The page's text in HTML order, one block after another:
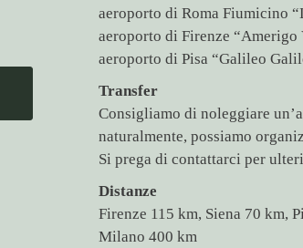
aeroporto di Roma Fiumicino
aeroporto di Firenze “Amerigo
aeroporto di Pisa “Galileo
Transfer
Consigliamo di noleggiare
naturalmente, possiamo
Si prega di contattarci per
Distanze
Firenze 115 km, Siena 70 km,
Milano 400 km